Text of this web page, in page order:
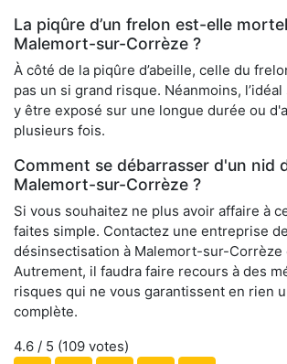
La piqûre d’un frelon est-elle
Malemort-sur-Corrèze ?
À côté de la piqûre d’abeille, celle du
pas un si grand risque. Néanmoins,
y être exposé sur une longue durée ou
plusieurs fois.
Comment se débarrasser d'un nid
Malemort-sur-Corrèze ?
Si vous souhaitez ne plus avoir affaire à
faites simple. Contactez une entreprise de
désinsectisation à Malemort-sur-Corrèze
Autrement, il faudra faire recours à des
risques qui ne vous garantissent en rien
complète.
4.6 / 5 (109 votes)